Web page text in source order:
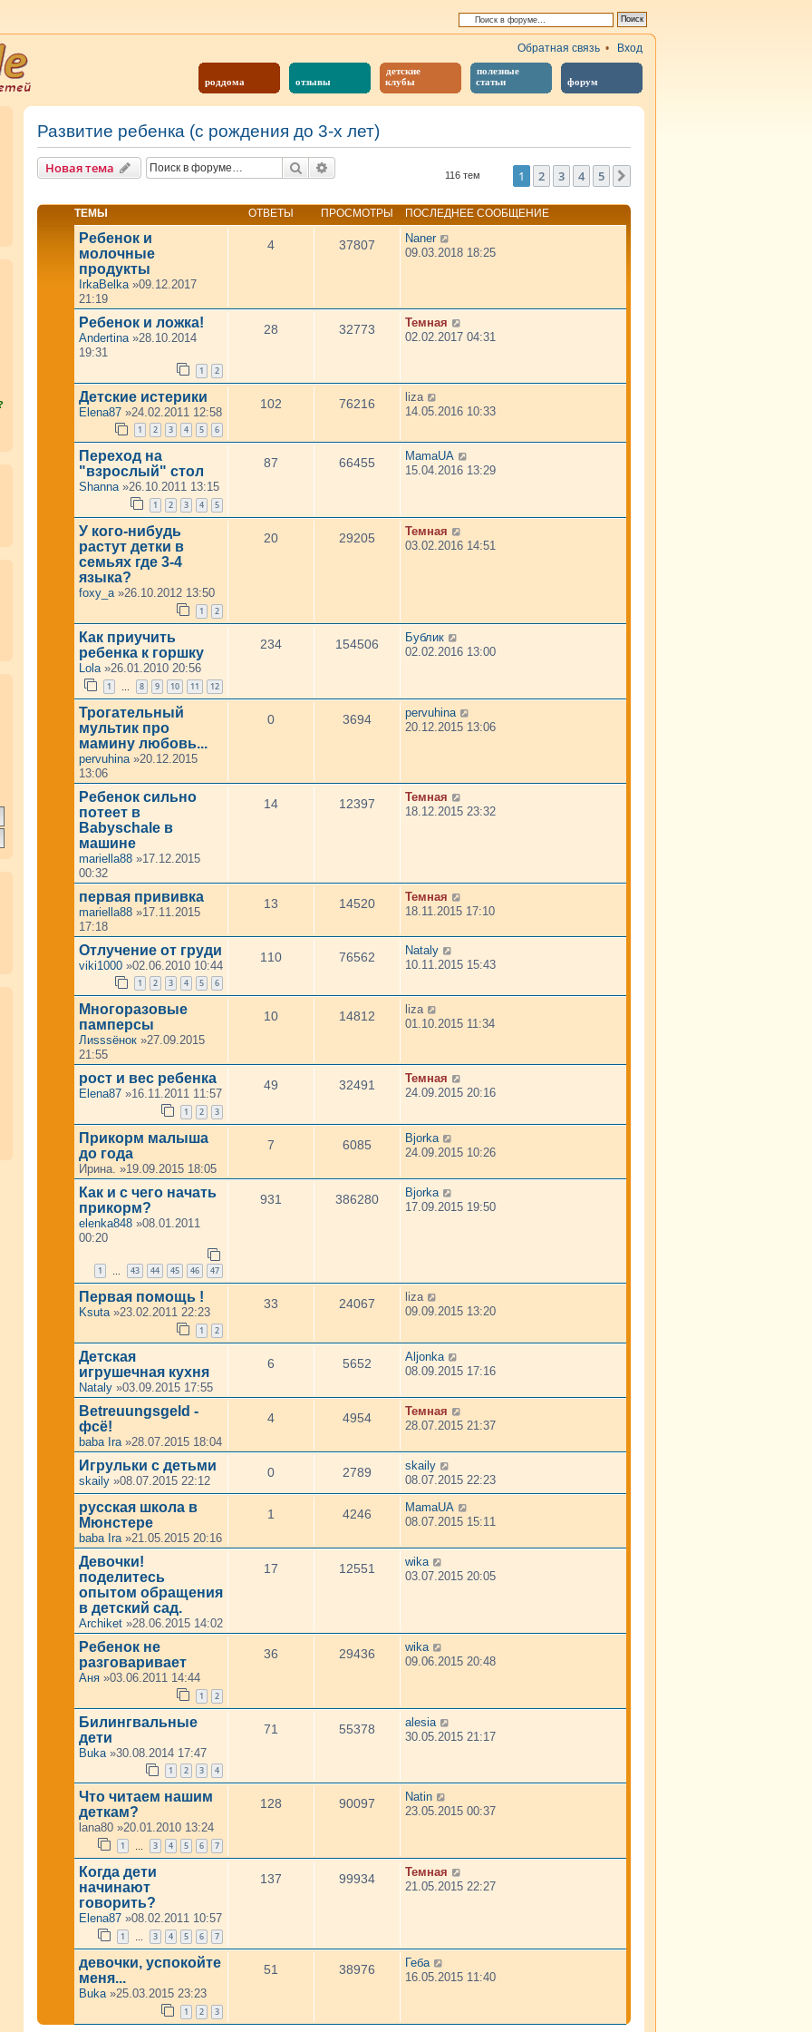
роддома отзывы
детские
клубы
полезные
статьи
форум
Обратная связь • Вход
Развитие ребенка (с рождения до 3-х лет)
Новая тема Поиск 116 тем 1 2 3 4 5
ТЕМЫ ОТВЕТЫ ПРОСМОТРЫ ПОСЛЕДНЕЕ СООБЩЕНИЕ
Ребенок и
молочные
продукты
IrkaBelka »09.12.2017
21:19
4 37807
Naner
09.03.2018 18:25
Ребенок и ложка!
Andertina »28.10.2014
19:31
1 2
28 32773
Темная
02.02.2017 04:31
Детские истерики
Elena87 »24.02.2011 12:58
1 2 3 4 5 6
102 76216
liza
14.05.2016 10:33
Переход на
"взрослый" стол
Shanna»26.10.2011 13:15
1 2 3 4 5
87 66455
MamaUA
15.04.2016 13:29
У кого-нибудь
растут детки в
семьях где 3-4
языка?
foxy_a»26.10.2012 13:50
1 2
20 29205
Темная
03.02.2016 14:51
Как приучить
ребенка к горшку
Lola »26.01.2010 20:56
1 8 9 10 11 12
234 154506
Бублик
02.02.2016 13:00
Трогательный
мультик про
мамину любовь...
pervuhina »20.12.2015
13:06
0 3694
pervuhina
20.12.2015 13:06
Ребенок сильно
потеет в
Babyschale в
машине
mariella88 »17.12.2015
00:32
14 12397
Темная
18.12.2015 23:32
первая прививка
mariella88 »17.11.2015
17:18
13 14520
Темная
18.11.2015 17:10
Отлучение от груди
viki1000 »02.06.2010 10:44
1 2 3 4 5 6
110 76562
Nataly
10.11.2015 15:43
Многоразовые
памперсы
Лиsssёнок »27.09.2015
21:55
10 14812
liza
01.10.2015 11:34
рост и вес ребенка
Elena87 »16.11.2011 11:57
1 2 3
49 32491
Темная
24.09.2015 20:16
Прикорм малыша
до года
Ирина. »19.09.2015 18:05
7 6085
Bjorka
24.09.2015 10:26
Как и с чего начать
прикорм?
elenka848 »08.01.2011
00:20
1 … 43 44 45 46 47
931 386280
Bjorka
17.09.2015 19:50
Первая помощь !
Ksuta »23.02.2011 22:23
1 2
33 24067
liza
09.09.2015 13:20
Детская
игрушечная кухня
Nataly »03.09.2015 17:55
6 5652
Aljonka
08.09.2015 17:16
Betreuungsgeld -
фсё!
baba Ira »28.07.2015 18:04
4 4954
Темная
28.07.2015 21:37
Игрульки с детьми
skaily »08.07.2015 22:12
0 2789
skaily
08.07.2015 22:23
русская школа в
Мюнстере
baba Ira »21.05.2015 20:16
1 4246
MamaUA
08.07.2015 15:11
Девочки!
поделитесь
опытом обращения
в детский сад.
Archiket »28.06.2015 14:02
17 12551
wika
03.07.2015 20:05
Ребенок не
разговаривает
Аня »03.06.2011 14:44
1 2
36 29436
wika
09.06.2015 20:48
Билингвальные
дети
Buka »30.08.2014 17:47
1 2 3 4
71 55378
alesia
30.05.2015 21:17
Что читаем нашим
деткам?
lana80 »20.01.2010 13:24
1 … 3 4 5 6 7
128 90097
Natin
23.05.2015 00:37
Когда дети
начинают
говорить?
Elena87 »08.02.2011 10:57
1 … 3 4 5 6 7
137 99934
Темная
21.05.2015 22:27
девочки, успокойте
меня...
Buka »25.03.2015 23:23
1 2 3
51 38976
Геба
16.05.2015 11:40